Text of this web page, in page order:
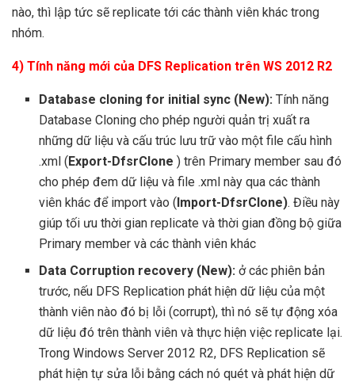
nào, thì lập tức sẽ replicate tới các thành viên khác trong
nhóm.
4) Tính năng mới của DFS Replication trên WS 2012 R2
Database cloning for initial sync (New): Tính năng
Database Cloning cho phép người quản trị xuất ra
những dữ liệu và cấu trúc lưu trữ vào một file cấu hình
.xml (Export-DfsrClone ) trên Primary member sau đó
cho phép đem dữ liệu và file .xml này qua các thành
viên khác để import vào (Import-DfsrClone). Điều này
giúp tối ưu thời gian replicate và thời gian đồng bộ giữa
Primary member và các thành viên khác
Data Corruption recovery (New):ở các phiên bản
trước, nếu DFS Replication phát hiện dữ liệu của một
thành viên nào đó bị lỗi (corrupt), thì nó sẽ tự động xóa
dữ liệu đó trên thành viên và thực hiện việc replicate lại.
Trong Windows Server 2012 R2, DFS Replication sẽ
phát hiện tự sửa lỗi bằng cách nó quét và phát hiện dữ